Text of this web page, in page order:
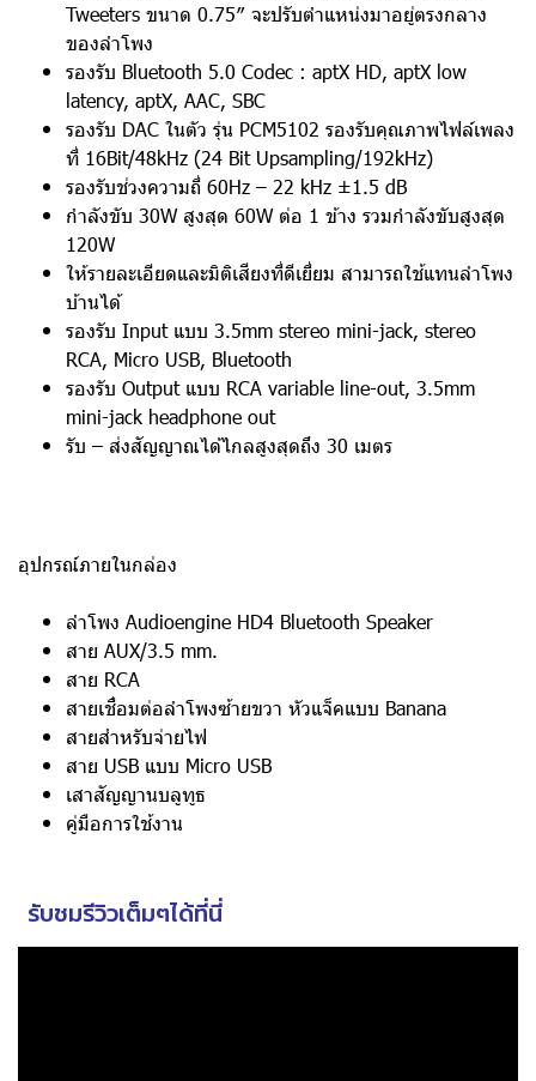
Tweeters ขนาด 0.75″ จะปรับตำแหน่งมาอยู่ตรงกลาง
ของลำโพง
รองรับ Bluetooth 5.0 Codec : aptX HD, aptX low
latency, aptX, AAC, SBC
รองรับ DAC ในตัว รุ่น PCM5102 รองรับคุณภาพไฟล์เพลง
ที่ 16Bit/48kHz (24 Bit Upsampling/192kHz)
รองรับช่วงความถี่ 60Hz – 22 kHz ±1.5 dB
กำลังขับ 30W สูงสุด 60W ต่อ 1 ข้าง รวมกำลังขับสูงสุด
120W
ให้รายละเอียดและมิติเสียงที่ดีเยี่ยม สามารถใช้แทนลำโพง
บ้านได้
รองรับ Input แบบ 3.5mm stereo mini-jack, stereo
RCA, Micro USB, Bluetooth
รองรับ Output แบบ RCA variable line-out, 3.5mm
mini-jack headphone out
รับ – ส่งสัญญาณได้ไกลสูงสุดถึง 30 เมตร
อุปกรณ์ภายในกล่อง
ลำโพง Audioengine HD4 Bluetooth Speaker
สาย AUX/3.5 mm.
สาย RCA
สายเชื่อมต่อลำโพงซ้ายขวา หัวแจ็คแบบ Banana
สายสำหรับจ่ายไฟ
สาย USB แบบ Micro USB
เสาสัญญานบลูทูธ
คู่มือการใช้งาน
รับชมรีวิวเต็มๆได้ที่นี่